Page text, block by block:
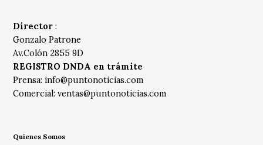
Director :
Gonzalo Patrone
Av.Colón 2855 9D
REGISTRO DNDA en trámite
Prensa: info@puntonoticias.com
Comercial:ventas@puntonoticias.com
Quienes Somos